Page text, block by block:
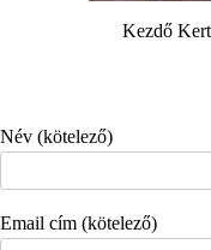
Kezdő
Név (kötelező)
Email cím (kötelező)